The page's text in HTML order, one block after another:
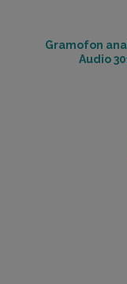
Gramofon
Audio